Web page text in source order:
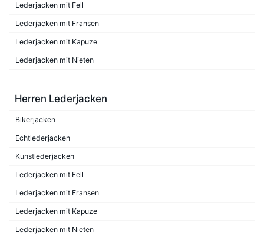
Lederjacken mit Fell
Lederjacken mit Fransen
Lederjacken mit Kapuze
Lederjacken mit Nieten
Herren Lederjacken
Bikerjacken
Echtlederjacken
Kunstlederjacken
Lederjacken mit Fell
Lederjacken mit Fransen
Lederjacken mit Kapuze
Lederjacken mit Nieten